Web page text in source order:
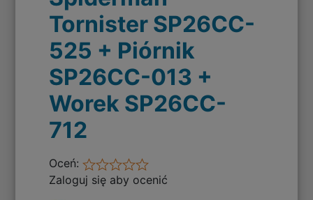
Tornister SP26CC-
525 + Piórnik
SP26CC-013 +
Worek SP26CC-
712
Oceń:
Zaloguj się aby ocenić